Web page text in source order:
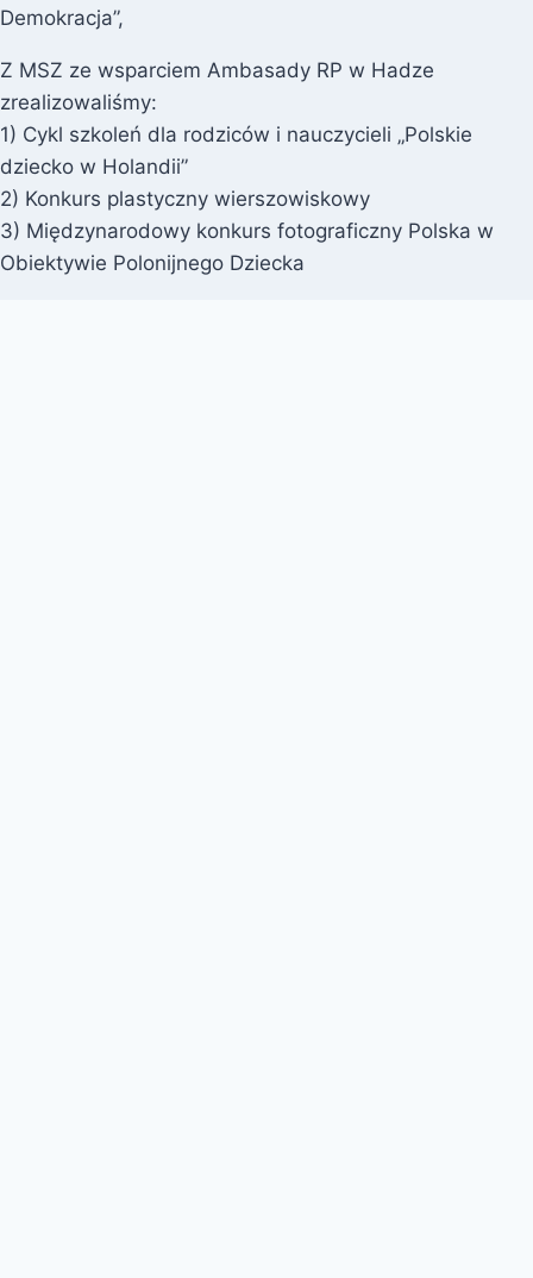
Demokracja”,
Z MSZ ze wsparciem Ambasady RP w Hadze
zrealizowaliśmy:
1) Cykl szkoleń dla rodziców i nauczycieli „Polskie
dziecko w Holandii”
2) Konkurs plastyczny wierszowiskowy
3) Międzynarodowy konkurs fotograficzny Polska w
Obiektywie Polonijnego Dziecka